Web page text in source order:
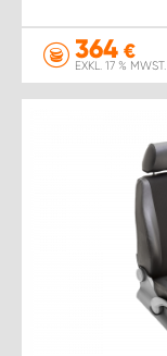
364 €
EXKL. 17 % MWST.